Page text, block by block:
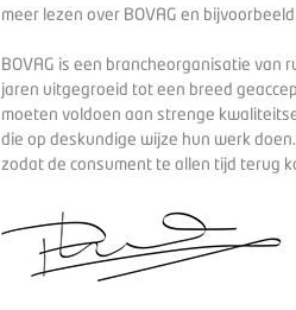
meer lezen over BOVAG en
BOVAG is een brancheorganisatie van
jaren uitgegroeid tot een breed
moeten voldoen aan strenge
die op deskundige wijze hun werk
zodat de consument te allen tijd terug